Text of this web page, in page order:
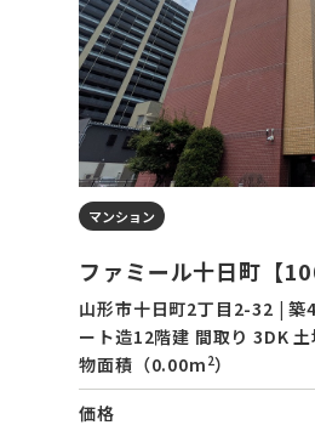
マンション
ファミール十日町【
山形市十日町2丁目2-32 | 築
ート造12階建 間取り 3DK
物面積（0.00m 2）
価格